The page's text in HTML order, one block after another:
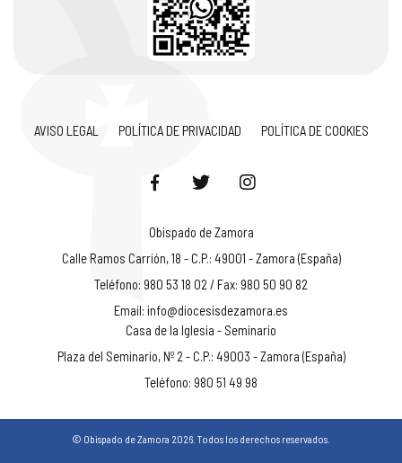
AVISO LEGAL POLÍTICA DE PRIVACIDAD POLÍTICA DE COOKIES
Obispado de Zamora
Calle Ramos Carrión, 18 - C.P.: 49001 - Zamora (España)
Teléfono: 980 53 18 02 / Fax: 980 50 90 82
Email: info@diocesisdezamora.es
Casa de la Iglesia - Seminario
Plaza del Seminario, Nº 2 - C.P.: 49003 - Zamora (España)
Teléfono: 980 51 49 98
© Obispado de Zamora 2026. Todos los derechos reservados.